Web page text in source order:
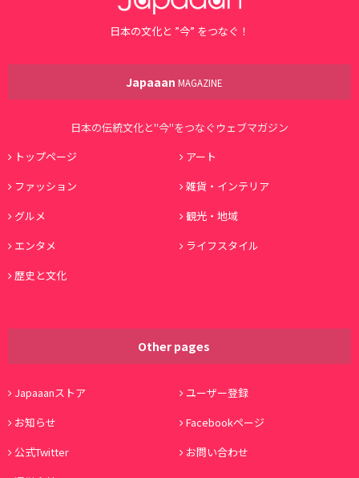
日本の文化と ”今” をつなぐ！
Japaaan MAGAZINE
日本の伝統文化と"今"をつなぐウェブマガジン
トップページ
アート
ファッション
雑貨・インテリア
グルメ
観光・地域
エンタメ
ライフスタイル
歴史と文化
Other pages
Japaaanストア
ユーザー登録
お知らせ
Facebookページ
公式Twitter
お問い合わせ